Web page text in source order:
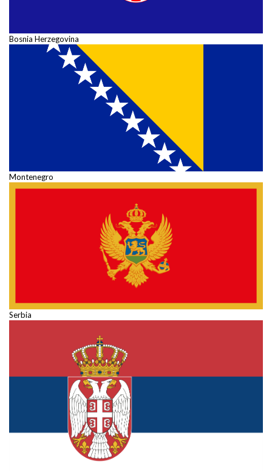
Bosnia Herzegovina
Montenegro
Serbia